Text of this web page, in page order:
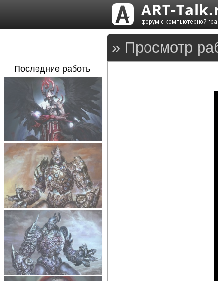
» Просмотр
Последние работы